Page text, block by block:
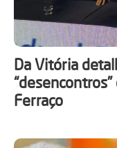
Da Vitória
Ferraço